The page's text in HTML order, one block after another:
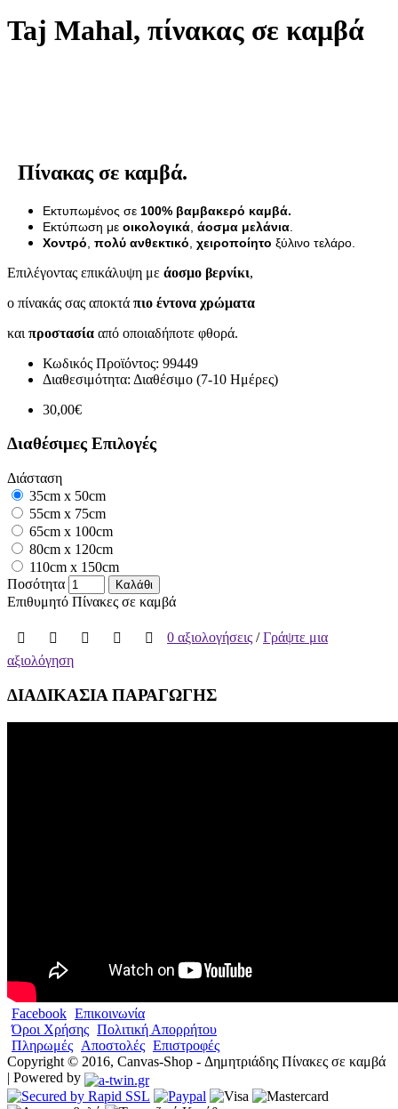
Taj Mahal, πίνακας σε καμβά
Πίνακας σε καμβά.
Εκτυπωμένος σε 100% βαμβακερό καμβά.
Εκτύπωση με οικολογικά άοσμα μελάνια
Χοντρό πολύ ανθεκτικό χειροποίητο ξύλινο τελάρο.
Επιλέγοντας επικάλυψη με άοσμο βερνίκι,
ο πίνακάς σας αποκτά πιο έντονα χρώματα
και προστασία από οποιαδήποτε φθορά.
Κωδικός Προϊόντος: 99449
Διαθεσιμότητα: Διαθέσιμο (7-10 Ημέρες)
30,00€
Διαθέσιμες Επιλογές
Διάσταση
35cm x 50cm
55cm x 75cm
65cm x 100cm
80cm x 120cm
110cm x 150cm
Ποσότητα
Καλάθι
Επιθυμητό Πίνακες σε καμβά
0 αξιολογήσεις /Γράψτε μια
αξιολόγηση
ΔΙΑΔΙΚΑΣΙΑ ΠΑΡΑΓΩΓΗΣ
Facebook Επικοινωνία
Όροι Χρήσης Πολιτική Απορρήτου
Πληρωμές Αποστολές Επιστροφές
Copyright © 2016, Canvas-Shop - Δημητριάδης Πίνακες σε καμβά
| Powered by